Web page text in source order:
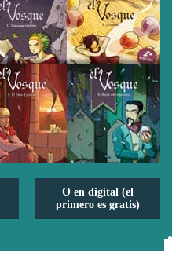
O en digital (el
primero es gratis)